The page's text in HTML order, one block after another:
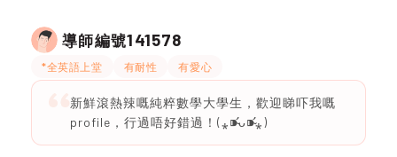
導師編號141578
*全英語上堂 有耐性 有愛心
新鮮滾熱辣嘅純粹數學大學生，歡迎睇吓我嘅
profile，行過唔好錯過！(⁎⁍̴̛ᴗ⁍̴̛⁎)